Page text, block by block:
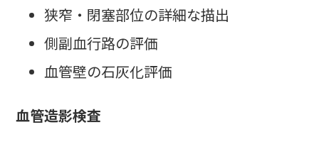
狭窄・閉塞部位の詳細な描出
側副血行路の評価
血管壁の石灰化評価
血管造影検査